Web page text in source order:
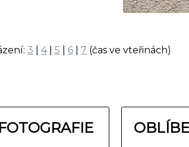
3 4| 5 6 7 (čas ve vteřinách)